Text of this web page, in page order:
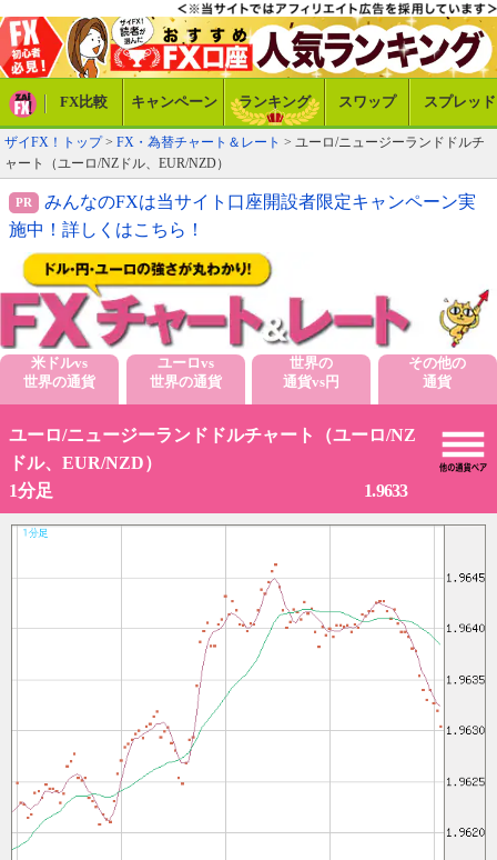
FX比較 キャンペーン ランキング スワップ スプレッド
ザイFX！トップ> FX・為替チャート＆レート > ユーロ/ニュージーランドドルチ
ャート（ユーロ/NZドル、EUR/NZD）
みんなのFXは当サイト口座開設者限定キャンペーン実
施中！詳しくはこちら！
米ドルvs
世界の通貨
ユーロvs
世界の通貨
世界の
通貨vs円
その他の
通貨
ユーロ/ニュージーランドドルチャート（ユーロ/NZ
ドル、EUR/NZD）
1分足
1.9633